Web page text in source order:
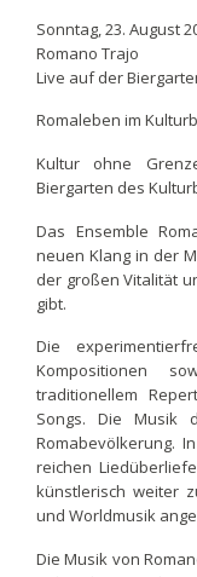
Sonntag, 23. August
Romano Trajo
Live auf der
Romaleben im
Kultur ohne
Biergarten des
Das Ensemble
neuen Klang in der
der großen Vitalität
gibt.
Die
Kompositionen
traditionellem
Songs. Die Musik
Romabevölkerung.
reichen
künstlerisch weiter
und Worldmusik
Die Musik von